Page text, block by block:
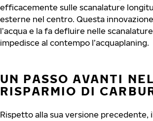
efficacemente sulle scanalature
esterne nel centro. Questa
l’acqua e la fa defluire nelle
impedisce al contempo l’acquaplaning.
UN PASSO AVANTI NEL
RISPARMIO DI
Rispetto alla sua versione precedente,